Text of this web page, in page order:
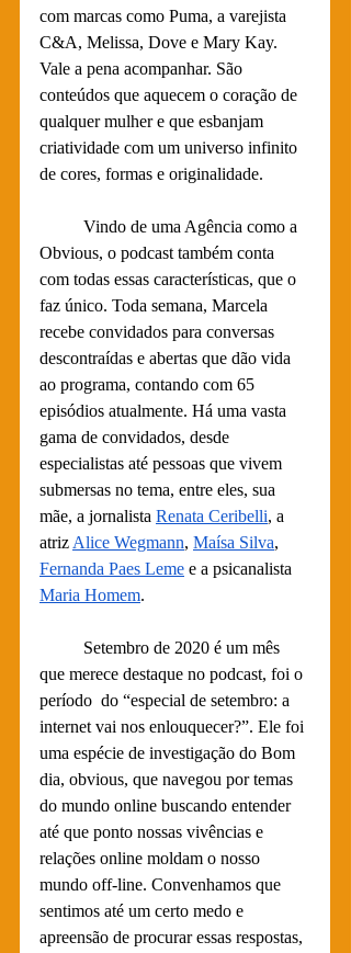
com marcas como Puma, a varejista
C&A, Melissa, Dove e Mary Kay.
Vale a pena acompanhar. São
conteúdos que aquecem o coração de
qualquer mulher e que esbanjam
criatividade com um universo infinito
de cores, formas e originalidade.
Obvious, o podcast também conta
com todas essas características, que o
faz único. Toda semana, Marcela
recebe convidados para conversas
descontraídas e abertas que dão vida
ao programa, contando com 65
episódios atualmente. Há uma vasta
gama de convidados, desde
especialistas até pessoas que vivem
submersas no tema, entre eles, sua
mãe, a jornalista Renata Ceribelli, a
atriz Alice Wegmann, Maísa Silva,
Fernanda Paes Leme e a psicanalista
Maria Homem.
que merece destaque no podcast, foi o
período  do “especial de setembro: a
internet vai nos enlouquecer?”. Ele foi
uma espécie de investigação do Bom
dia, obvious, que navegou por temas
do mundo online buscando entender
até que ponto nossas vivências e
relações online moldam o nosso
mundo off-line. Convenhamos que
sentimos até um certo medo e
apreensão de procurar essas respostas,